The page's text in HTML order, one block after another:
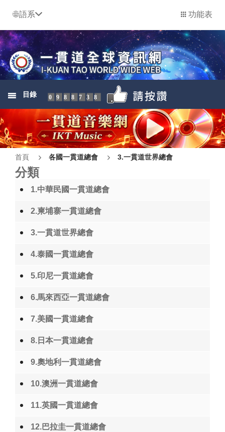
語系 功能表
目錄 0988738
首頁 各國一貫道總會 3.一貫道世界總會
分類
1.中華民國一貫道總會
2.柬埔寨一貫道總會
3.一貫道世界總會
4.泰國一貫道總會
5.印尼一貫道總會
6.馬來西亞一貫道總會
7.美國一貫道總會
8.日本一貫道總會
9.奧地利一貫道總會
10.澳洲一貫道總會
11.英國一貫道總會
12.巴拉圭一貫道總會